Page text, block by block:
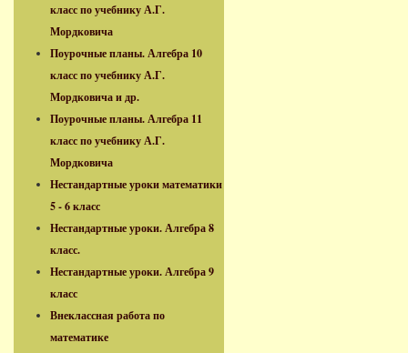
класс по учебнику А.Г.
Мордковича
Поурочные планы. Алгебра 10
класс по учебнику А.Г.
Мордковича и др.
Поурочные планы. Алгебра 11
класс по учебнику А.Г.
Мордковича
Нестандартные уроки математики
5 - 6 класс
Нестандартные уроки. Алгебра 8
класс.
Нестандартные уроки. Алгебра 9
класс
Внеклассная работа по
математике